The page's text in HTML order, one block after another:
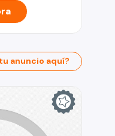
anuncio aquí?